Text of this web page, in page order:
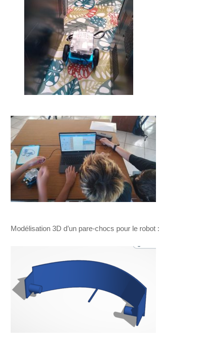
Modélisation 3D d’un pare-chocs pour le robot :